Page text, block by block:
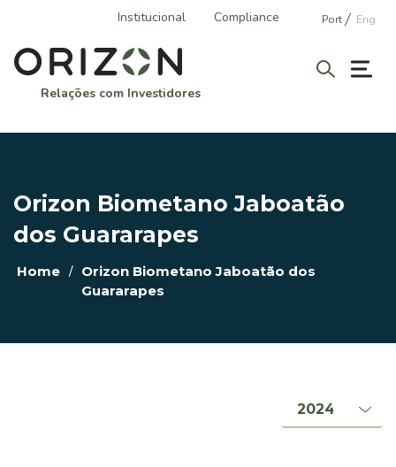
Relações com Investidores
Institucional Compliance Port Eng
A ORIZON
História
Vantagens Competitivas
Orizon Biometano Jaboatão
dos Guararapes
Home / Orizon Biometano Jaboatão dos
Guararapes